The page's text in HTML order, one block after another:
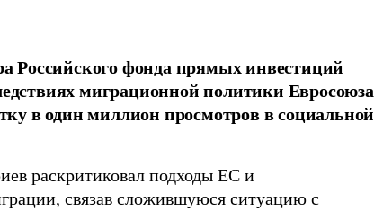
Российского фонда прямых инвестиций
миграционной политики Евросоюза
в один миллион просмотров в социальной
раскритиковал подходы ЕС и
связав сложившуюся ситуацию с